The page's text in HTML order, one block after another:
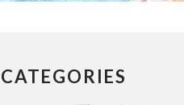
CATEGORIES